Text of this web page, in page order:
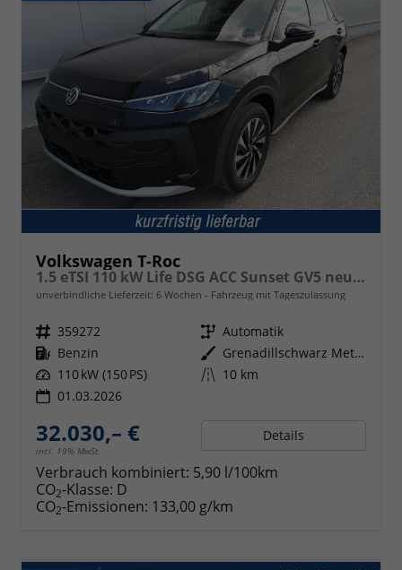
Volkswagen T-Roc
1.5 eTSI 110 kW Life DSG ACC Sunset GV5 neues Modell
unverbindliche Lieferzeit: 6 Wochen Fahrzeug mit Tageszulassung
Fahrzeugnr. 359272 Getriebe Automatik
Kraftstoff Benzin Außenfarbe
Grenadillschwarz Metallic
Leistung 110 kW (150 PS) Kilometerstand 10 km
01.03.2026
32.030,– €
incl. 19% MwSt.
Details
Verbrauch kombiniert: 5,90 l/100km
CO2-Klasse: D
CO2-Emissionen: 133,00 g/km